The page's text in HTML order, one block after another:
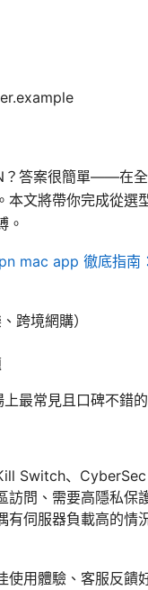
答案很簡單——在
文將帶你完成從選
。
mac app 徹底指南
跨境網購）
最常見且口碑不錯
Switch、
問、需要高隱私保
伺服器負載高的情
用體驗、客服反饋